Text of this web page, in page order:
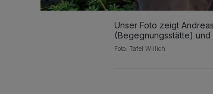
Unser Foto zeigt
(Begegnungsstätte)
Foto: Tafel Willich